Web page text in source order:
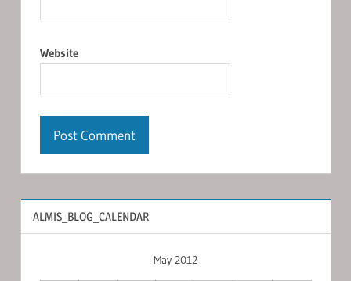
Website
ALMIS_BLOG_CALENDAR
May 2012